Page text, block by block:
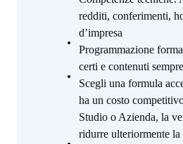
redditi, conferimenti,
d’impresa
Programmazione
certi e contenuti
Scegli una formula
ha un costo
Studio o Azienda, la
ridurre ulteriormente la